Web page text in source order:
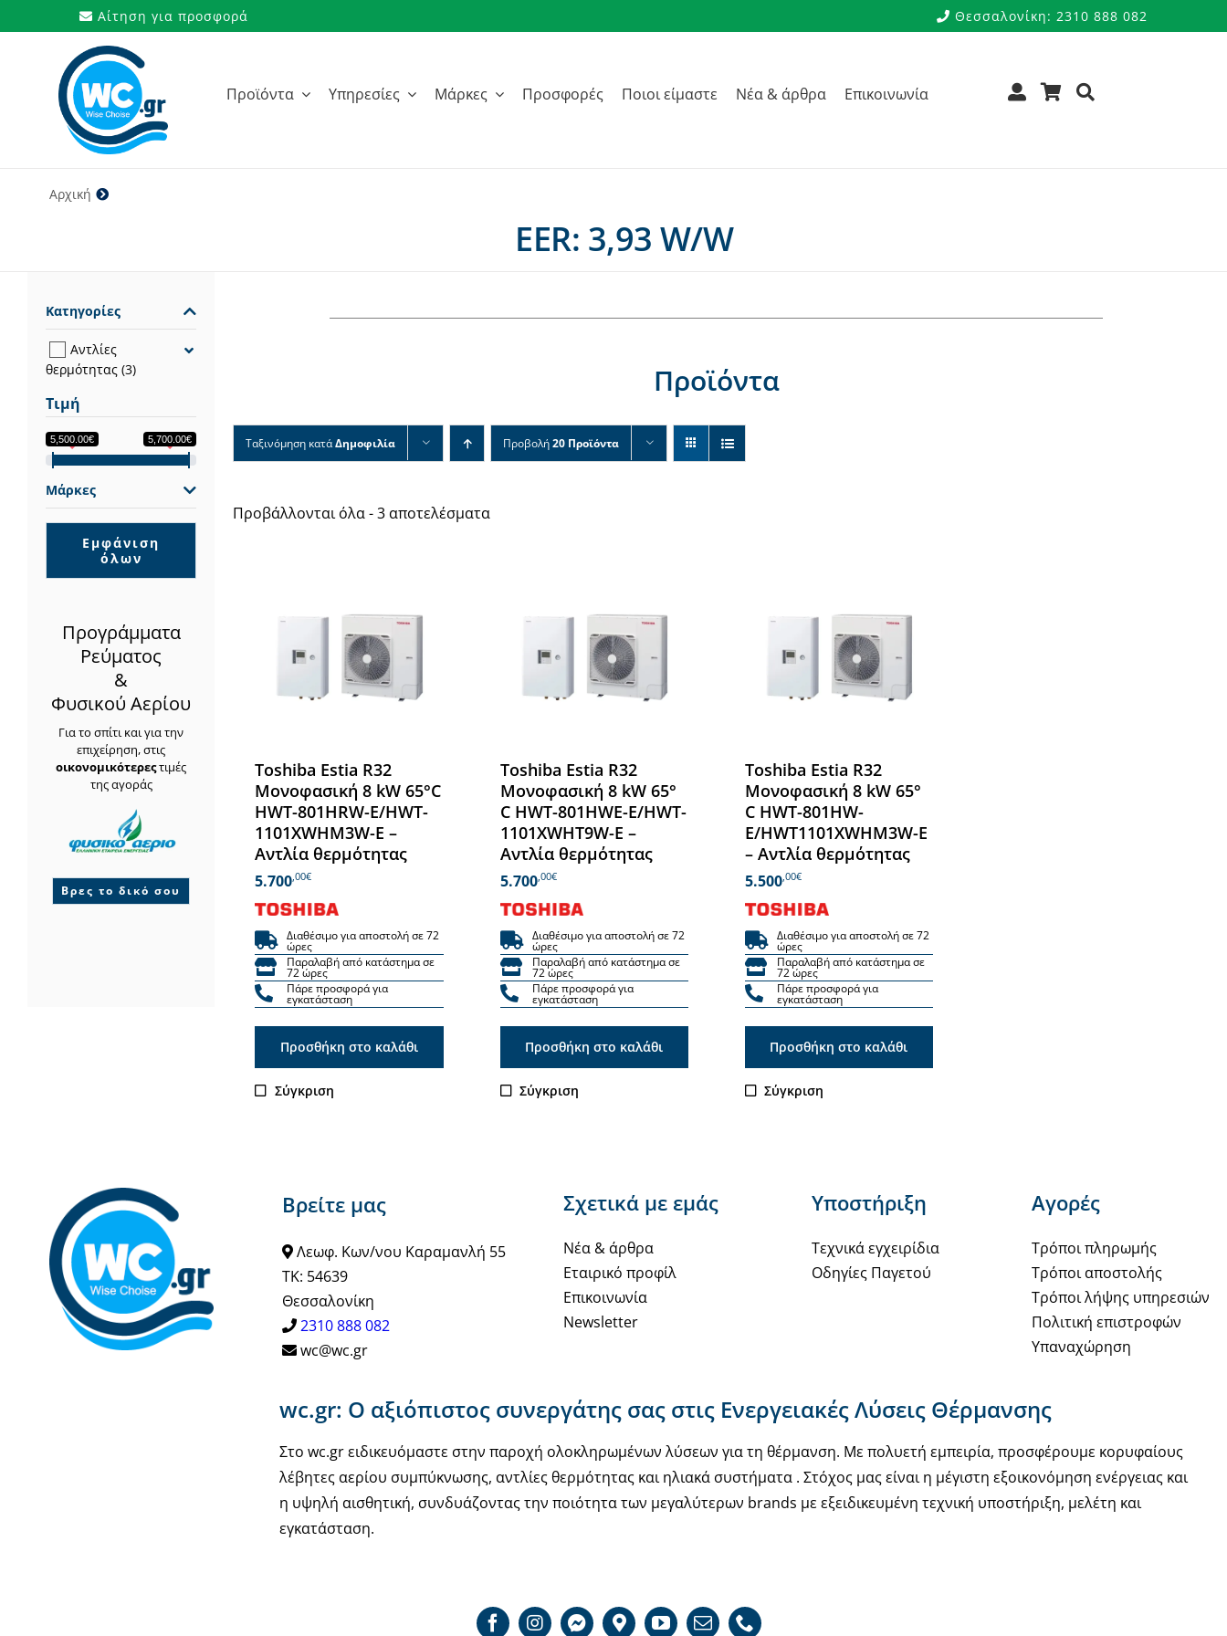
στο
περιεχόμενο
Αίτηση για προσφορά Θεσσαλονίκη: 2310 888 082
Προϊόντα Υπηρεσίες Μάρκες Προσφορές Ποιοι είμαστε Νέα & άρθρα Επικοινωνία
Αρχική
EER: 3,93 W/W
Προϊόντα
Ταξινόμηση κατάΔημοφιλία Προβολή20 Προϊόντα
Προβάλλονται όλα - 3 αποτελέσματα
Toshiba Estia R32
Μονοφασική 8 kW 65°C
HWT-801HRW-E/HWT-
1101XWHM3W-E –
Αντλία θερμότητας
5.700,00€
Διαθέσιμο για αποστολή σε 72
ώρες
Παραλαβή από κατάστημα σε
72 ώρες
Πάρε προσφορά για
εγκατάσταση
Προσθήκη στο καλάθι
Σύγκριση
Toshiba Estia R32
Μονοφασική 8 kW 65°
C HWT-801HWE-E/HWT-
1101XWHT9W-E –
Αντλία θερμότητας
5.700,00€
Διαθέσιμο για αποστολή σε 72
ώρες
Παραλαβή από κατάστημα σε
72 ώρες
Πάρε προσφορά για
εγκατάσταση
Προσθήκη στο καλάθι
Σύγκριση
Toshiba Estia R32
Μονοφασική 8 kW 65°
C HWT-801HW-
E/HWT1101XWHM3W-E
– Αντλία θερμότητας
5.500,00€
Διαθέσιμο για αποστολή σε 72
ώρες
Παραλαβή από κατάστημα σε
72 ώρες
Πάρε προσφορά για
εγκατάσταση
Προσθήκη στο καλάθι
Σύγκριση
Κατηγορίες
Αντλίες
θερμότητας (3)
Τιμή
5,500.00€ 5,700.00€
Μάρκες
Εμφάνιση
όλων
Προγράμματα
Ρεύματος
&
Φυσικού Αερίου
Για το σπίτι και για την
επιχείρηση, στις
οικονομικότερεςτιμές
της αγοράς
Βρες το δικό σου
Βρείτε μας
Λεωφ. Κων/νου Καραμανλή 55
ΤΚ: 54639
Θεσσαλονίκη
2310 888 082
wc@wc.gr
Σχετικά με εμάς
Νέα & άρθρα
Εταιρικό προφίλ
Επικοινωνία
Newsletter
Υποστήριξη
Τεχνικά εγχειρίδια
Οδηγίες Παγετού
Αγορές
Τρόποι πληρωμής
Τρόποι αποστολής
Τρόποι λήψης υπηρεσιών
Πολιτική επιστροφών
Υπαναχώρηση
wc.gr: Ο αξιόπιστος συνεργάτης σας στις Ενεργειακές Λύσεις Θέρμανσης
Στο wc.gr ειδικευόμαστε στην παροχή ολοκληρωμένων λύσεων για τη θέρμανση. Με πολυετή εμπειρία, προσφέρουμε κορυφαίους
λέβητες αερίου συμπύκνωσης, αντλίες θερμότητας και ηλιακά συστήματα . Στόχος μας είναι η μέγιστη εξοικονόμηση ενέργειας και
η υψηλή αισθητική, συνδυάζοντας την ποιότητα των μεγαλύτερων brands με εξειδικευμένη τεχνική υποστήριξη, μελέτη και
εγκατάσταση.